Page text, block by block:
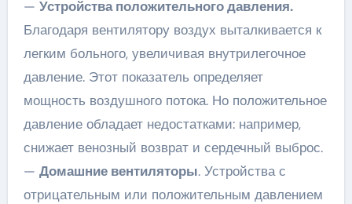
— Устройства положительного давления.
Благодаря вентилятору воздух выталкивается к
легким больного, увеличивая внутрилегочное
давление. Этот показатель определяет
мощность воздушного потока. Но положительное
давление обладает недостатками: например,
снижает венозный возврат и сердечный выброс.
— Домашние вентиляторы. Устройства с
отрицательным или положительным давлением